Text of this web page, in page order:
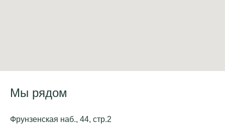
Мы рядом
Фрунзенская наб., 44, стр.2